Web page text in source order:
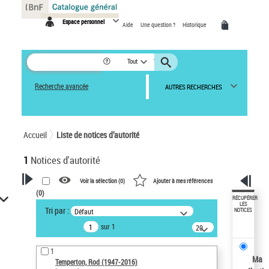
Espace personnel Aide Une question ? Historique
Tout
Recherche avancée AUTRES RECHERCHES
Accueil Liste de notices d’autorité
1 Notices d'autorité
VOTRE RECHERCHE
Recherche avancée dans les
notices d’autorité
Œuvres liées à l'auteur :
Temperton, Rod (1947-2016)
Voir la sélection (0) Ajouter à mes références
(0)
Tri par : Défaut
sur 1
20
résultats/page
1
Temperton, Rod (1947-2016)
RÉCUPÉRER
LES
NOTICES
Ma
Panneau de gestion des cookies